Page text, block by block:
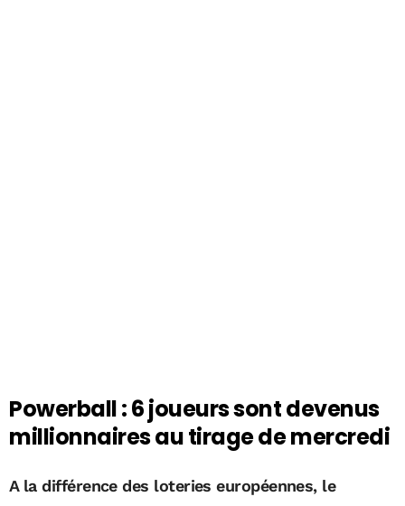
Powerball : 6 joueurs sont devenus
millionnaires au tirage de mercredi
A la différence des loteries européennes, le